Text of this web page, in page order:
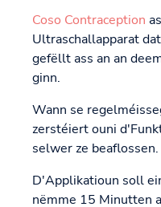
Coso Contraception
Ultraschallapparat
gefëllt ass an an
ginn.
Wann se
zerstéiert ouni
selwer ze beaflossen.
D'Applikatioun soll
nëmme 15 Minutten